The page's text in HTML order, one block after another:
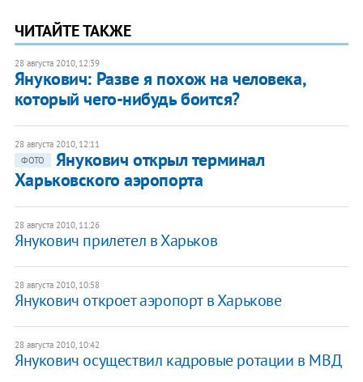
ЧИТАЙТЕ ТАКЖЕ
28 августа 2010, 12:39
Янукович: Разве я похож на человека,
который чего-нибудь боится?
28 августа 2010, 12:11
ФОТО
Янукович открыл терминал
Харьковского аэропорта
28 августа 2010, 11:26
Янукович прилетел в Харьков
28 августа 2010, 10:58
Янукович откроет аэропорт в Харькове
28 августа 2010, 10:42
Янукович осуществил кадровые ротации в МВД